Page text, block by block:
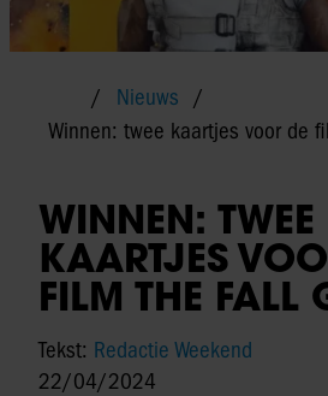
Nieuws
Winnen: twee kaartjes voor de
WINNEN: TWEE
KAARTJES
FILM THE FALL
Tekst: Redactie Weekend
22/04/2024